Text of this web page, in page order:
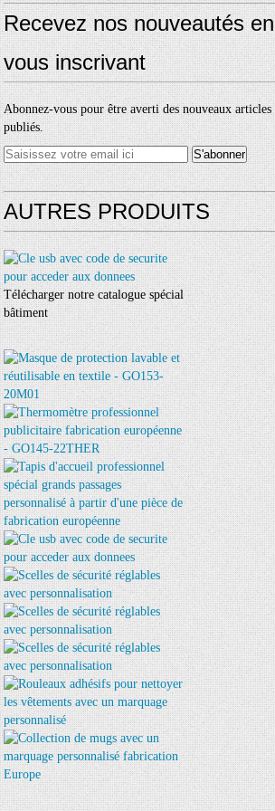
Recevez nos nouveautés en
vous inscrivant
Abonnez-vous pour être averti des nouveaux articles
publiés.
AUTRES PRODUITS
Télécharger notre catalogue spécial
bâtiment